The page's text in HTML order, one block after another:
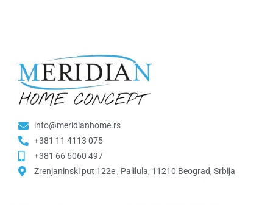
info@meridianhome.rs
+381 11 4113 075
+381 66 6060 497
Zrenjaninski put 122e , Palilula, 11210 Beograd, Srbija